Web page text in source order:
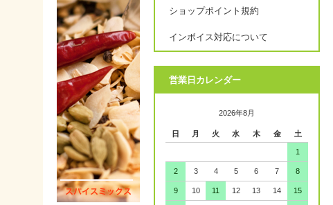
ショップポイント規約
インボイス対応について
営業日カレンダー
2026年8月
日 月 火 水 木 金 土
1
2 3 4 5 6 7 8
9 10 11 12 13 14 15